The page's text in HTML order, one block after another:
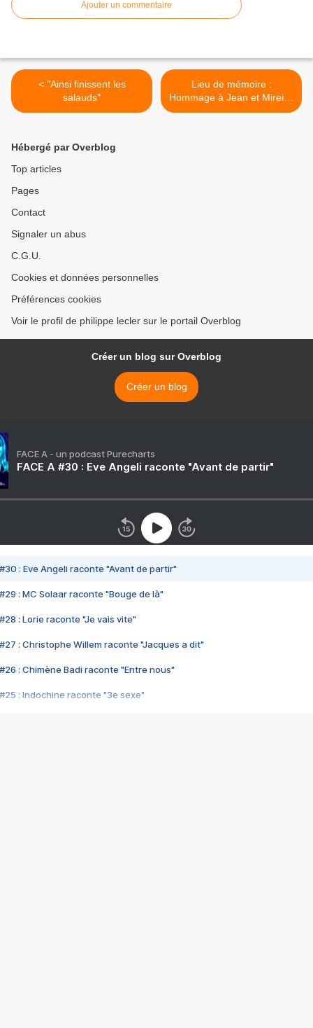
Ajouter un commentaire
< "Ainsi finissent les
salauds"
Lieu de mémoire :
Hommage à Jean et Mireille
Delabruyère >
Hébergé par Overblog
Top articles
Pages
Contact
Signaler un abus
C.G.U.
Cookies et données personnelles
Préférences cookies
Voir le profil de philippe lecler sur le portail Overblog
Créer un blog sur Overblog
Créer un blog
FACE A - un podcast Purecharts
FACE A #30 : Eve Angeli raconte "Avant de partir"
#30 : Eve Angeli raconte "Avant de partir"
#29 : MC Solaar raconte "Bouge de là"
#28 : Lorie raconte "Je vais vite"
#27 : Christophe Willem raconte "Jacques a dit"
#26 : Chimène Badi raconte "Entre nous"
#25 : Indochine raconte "3e sexe"